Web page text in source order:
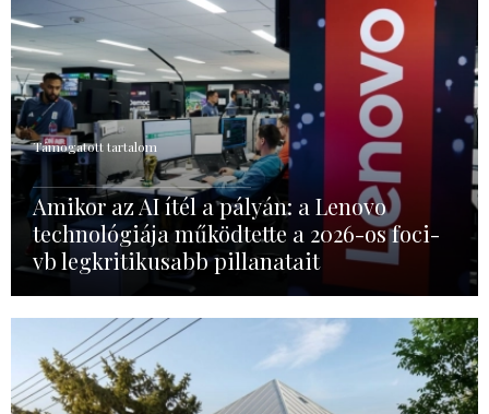
Támogatott tartalom
Amikor az AI ítél a pályán: a Lenovo
technológiája működtette a 2026-os foci-
vb legkritikusabb pillanatait